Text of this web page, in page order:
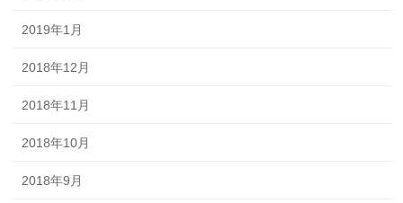
2019年1月
2018年12月
2018年11月
2018年10月
2018年9月